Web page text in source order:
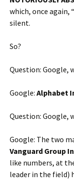
which, once again,
silent.
So?
Question: Google,
Google: Alphabet
Question: Google,
Google: The two
Vanguard Group
like numbers, at
leader in the field)